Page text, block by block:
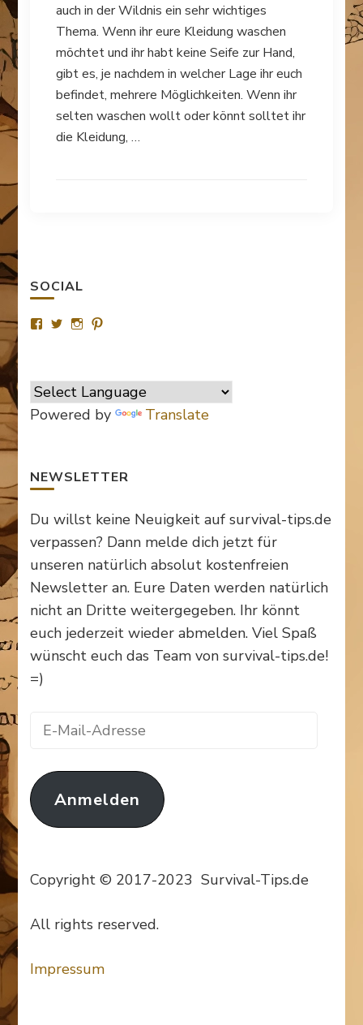
auch in der Wildnis ein sehr wichtiges
Thema. Wenn ihr eure Kleidung waschen
möchtet und ihr habt keine Seife zur Hand,
gibt es, je nachdem in welcher Lage ihr euch
befindet, mehrere Möglichkeiten. Wenn ihr
selten waschen wollt oder könnt solltet ihr
die Kleidung, …
SOCIAL
Profil
anzeigen
Profil
anzeigen
Profil
anzeigen
Pinterest
anzeigen
Powered by Translate
NEWSLETTER
Du willst keine Neuigkeit auf survival-tips.de
verpassen? Dann melde dich jetzt für
unseren natürlich absolut kostenfreien
Newsletter an. Eure Daten werden natürlich
nicht an Dritte weitergegeben. Ihr könnt
euch jederzeit wieder abmelden. Viel Spaß
wünscht euch das Team von survival-tips.de!
=)
E-
Adresse
Anmelden
Copyright © 2017-2023 Survival-Tips.de
All rights reserved.
Impressum